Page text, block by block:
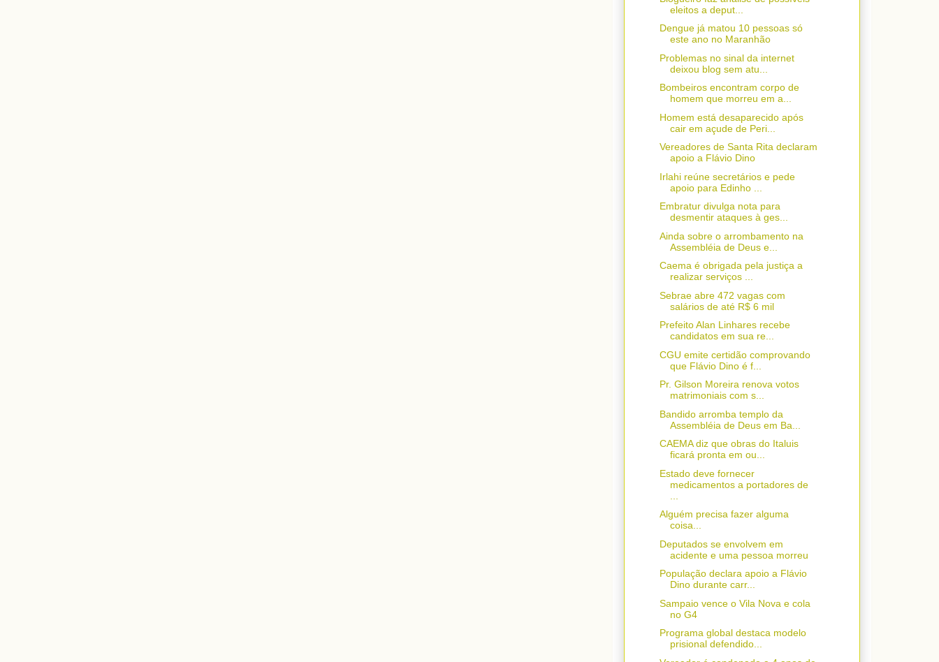
eleitos a deput...
Dengue já matou 10 pessoas só
este ano no Maranhão
Problemas no sinal da internet
deixou blog sem atu...
Bombeiros encontram corpo de
homem que morreu em a...
Homem está desaparecido após
cair em açude de Peri...
Vereadores de Santa Rita declaram
apoio a Flávio Dino
Irlahi reúne secretários e pede
apoio para Edinho ...
Embratur divulga nota para
desmentir ataques à ges...
Ainda sobre o arrombamento na
Assembléia de Deus e...
Caema é obrigada pela justiça a
realizar serviços ...
Sebrae abre 472 vagas com
salários de até R$ 6 mil
Prefeito Alan Linhares recebe
candidatos em sua re...
CGU emite certidão comprovando
que Flávio Dino é f...
Pr. Gilson Moreira renova votos
matrimoniais com s...
Bandido arromba templo da
Assembléia de Deus em Ba...
CAEMA diz que obras do Italuis
ficará pronta em ou...
Estado deve fornecer
medicamentos a portadores de
Alguém precisa fazer alguma
coisa...
Deputados se envolvem em
acidente e uma pessoa morreu
População declara apoio a Flávio
Dino durante carr...
Sampaio vence o Vila Nova e cola
no G4
Programa global destaca modelo
prisional defendido...